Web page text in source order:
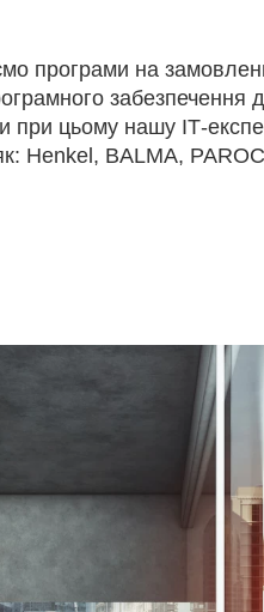
програми на
забезпечення
при цьому нашу ІТ-
Henkel, BALMA,